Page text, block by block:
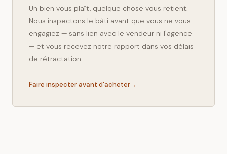
Un bien vous plaît, quelque chose vous retient.
Nous inspectons le bâti avant que vous ne vous
engagiez — sans lien avec le vendeur ni l'agence
— et vous recevez notre rapport dans vos délais
de rétractation.
Faire inspecter avant d'acheter→